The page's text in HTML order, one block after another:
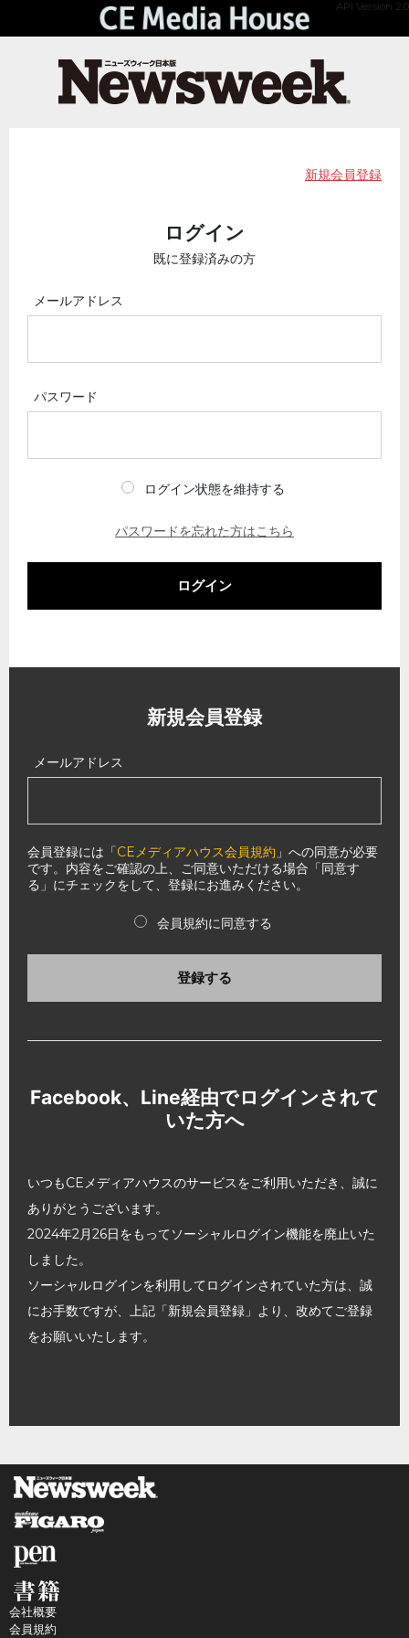
API Version 2.0
新規会員登録
ログイン
既に登録済みの方
メールアドレス
パスワード
ログイン状態を維持する
パスワードを忘れた方はこちら
ログイン
新規会員登録
メールアドレス
会員登録には「CEメディアハウス会員規約 」への同意が必要
です。内容をご確認の上、ご同意いただける場合「同意す
る」にチェックをして、登録にお進みください。
会員規約に同意する
登録する
Facebook、Line経由でログインされて
いた方へ
いつもCEメディアハウスのサービスをご利用いただき、誠に
ありがとうございます。
2024年2月26日をもってソーシャルログイン機能を廃止いた
しました。
ソーシャルログインを利用してログインされていた方は、誠
にお手数ですが、上記「新規会員登録」より、改めてご登録
をお願いいたします。
会社概要
会員規約